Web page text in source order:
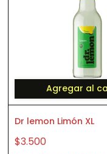
Agregar al
Dr lemon Limón XL
$3.500